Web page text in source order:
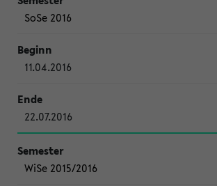
SoSe 2016
11.04.2016
22.07.2016
WiSe 2015/2016